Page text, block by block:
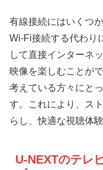
有線接続にはいくつ
Wi-Fi接続する代わり
して直接インターネ
映像を楽しむことが
考えている方々にと
す。これにより、ス
らし、快適な視聴体
U-NEXTのテレ